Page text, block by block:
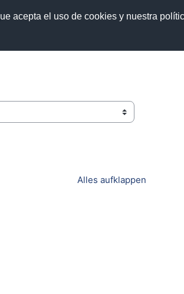
acepta el uso de cookies y nuestra
Alles aufklappen